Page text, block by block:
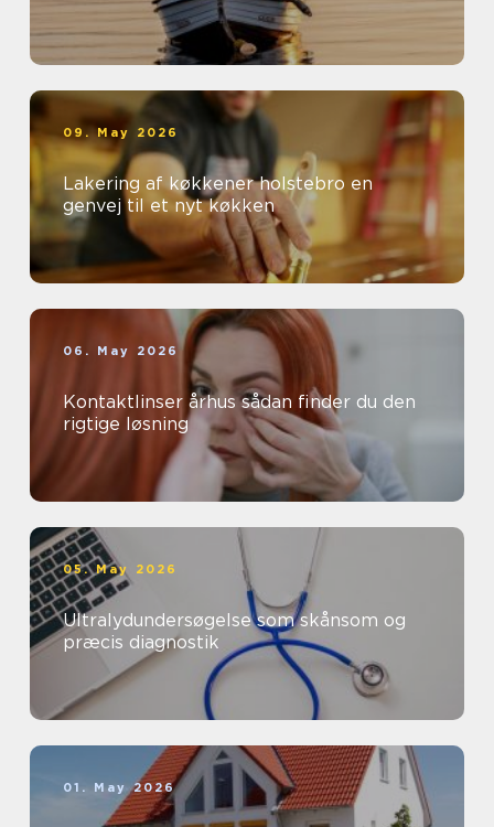
09. May 2026
Lakering af køkkener holstebro en
genvej til et nyt køkken
06. May 2026
Kontaktlinser århus sådan finder du den
rigtige løsning
05. May 2026
Ultralydundersøgelse som skånsom og
præcis diagnostik
01. May 2026